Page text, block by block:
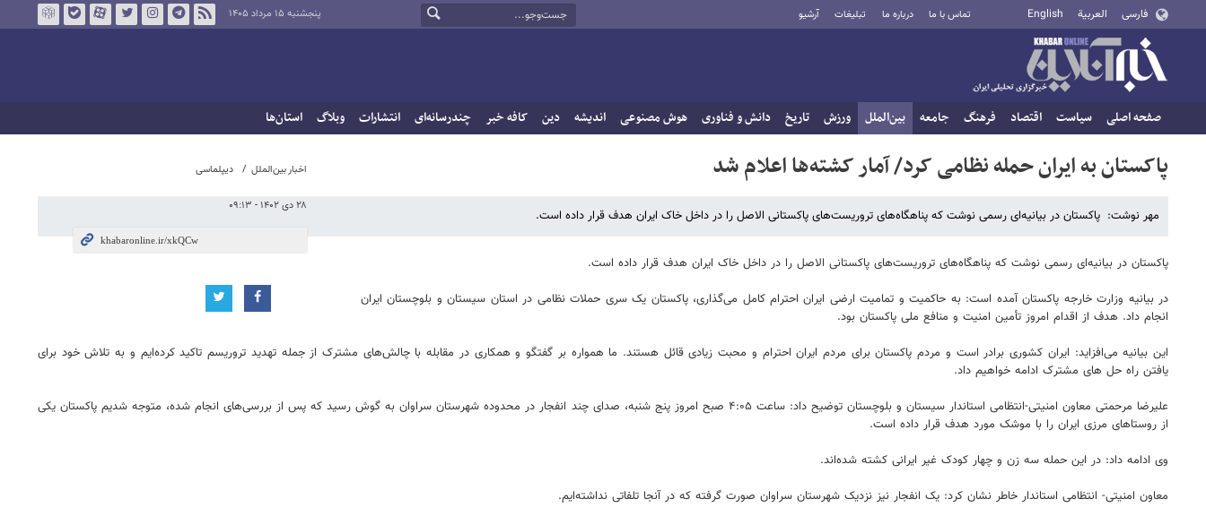
فارسی العربية English تماس با ما درباره ما تبلیغات آرشیو پنجشنبه ۱۵ مرداد ۱۴۰۵
صفحه اصلی سیاست اقتصاد فرهنگ جامعه بین‌الملل ورزش تاریخ دانش و فناوری هوش مصنوعی اندیشه دین کافه خبر چندرسانه‌ای انتشارات وبلاگ استان‌ها
اخبار بین‌الملل دیپلماسی
۲۸ دی ۱۴۰۲ - ۰۹:۱۳
پاکستان به ایران حمله نظامی کرد/ آمار کشته‌ها اعلام شد
مهر نوشت: پاکستان در بیانیه‌ای رسمی نوشت که پناهگاه‌های تروریست‌های پاکستانی الاصل را در داخل خاک ایران هدف قرار داده است.
پاکستان در بیانیه‌ای رسمی نوشت که پناهگاه‌های تروریست‌های پاکستانی الاصل را در داخل خاک ایران هدف قرار داده است.
در بیانیه وزارت خارجه پاکستان آمده است: به حاکمیت و تمامیت ارضی ایران احترام کامل می‌گذاری، پاکستان یک سری حملات نظامی در استان سیستان و بلوچستان ایران
انجام داد. هدف از اقدام امروز تأمین امنیت و منافع ملی پاکستان بود.
این بیانیه می‌افزاید: ایران کشوری برادر است و مردم پاکستان برای مردم ایران احترام و محبت زیادی قائل هستند. ما همواره بر گفتگو و همکاری در مقابله با چالش‌های مشترک از جمله تهدید تروریسم تاکید کرده‌ایم و به تلاش خود برای
یافتن راه حل های مشترک ادامه خواهیم داد.
علیرضا مرحمتی معاون امنیتی-انتظامی استاندار سیستان و بلوچستان توضیح داد: ساعت ۴:۰۵ صبح امروز پنج شنبه، صدای چند انفجار در محدوده شهرستان سراوان به گوش رسید که پس از بررسی‌های انجام شده، متوجه شدیم پاکستان یکی
از روستاهای مرزی ایران را با موشک مورد هدف قرار داده است.
وی ادامه داد: در این حمله سه زن و چهار کودک غیر ایرانی کشته شده‌اند.
معاون امنیتی- انتظامی استاندار خاطر نشان کرد: یک انفجار نیز نزدیک شهرستان سراوان صورت گرفته که در آنجا تلفاتی نداشته‌ایم.